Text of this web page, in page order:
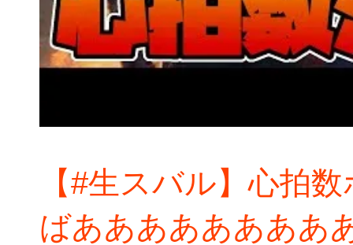
【#生スバル】心拍
ばああああああああ